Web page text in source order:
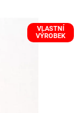
VLASTNÍ
VÝROBEK